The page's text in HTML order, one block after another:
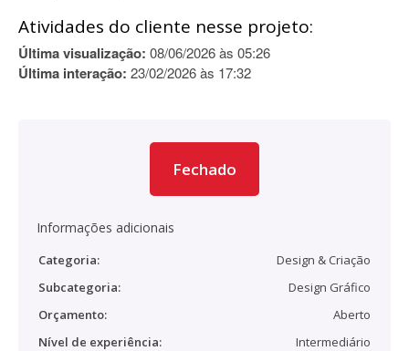
Atividades do cliente nesse projeto:
Última visualização: 08/06/2026 às 05:26
Última interação: 23/02/2026 às 17:32
Fechado
Informações adicionais
Categoria:
Design & Criação
Subcategoria:
Design Gráfico
Orçamento:
Aberto
Nível de experiência:
Intermediário